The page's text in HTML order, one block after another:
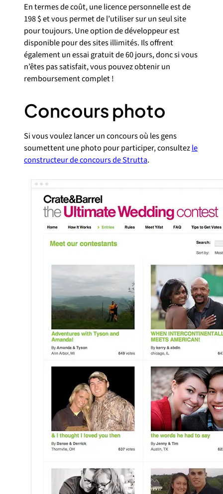
En termes de coût, une licence personnelle est de
198 $ et vous permet de l’utiliser sur un seul site
pour toujours. Une option de développeur est
disponible pour des sites illimités. Ils offrent
également un essai gratuit de 60 jours, donc si vous
n’êtes pas satisfait, vous pouvez obtenir un
remboursement complet !
Concours photo
Si vous voulez lancer un concours où les gens
soumettent une photo pour participer, consultezle
constructeur de concours de Strutta.